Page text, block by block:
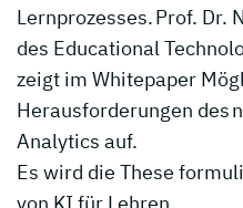
Lernprozesses. Prof. Dr.
des Educational
zeigt im Whitepaper
Herausforderungen des
Analytics auf.
Es wird die These